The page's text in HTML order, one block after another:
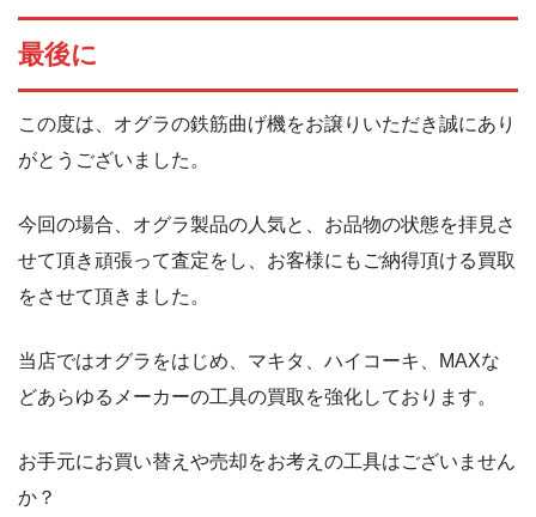
最後に
この度は、オグラの鉄筋曲げ機をお譲りいただき誠にあり
がとうございました。
今回の場合、オグラ製品の人気と、お品物の状態を拝見さ
せて頂き頑張って査定をし、お客様にもご納得頂ける買取
をさせて頂きました。
当店ではオグラをはじめ、マキタ、ハイコーキ、MAXな
どあらゆるメーカーの工具の買取を強化しております。
お手元にお買い替えや売却をお考えの工具はございません
か？